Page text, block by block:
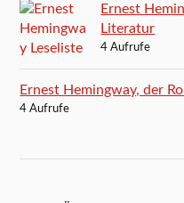
Ernest
Literatur
4 Aufrufe
Ernest Hemingway, der
4 Aufrufe